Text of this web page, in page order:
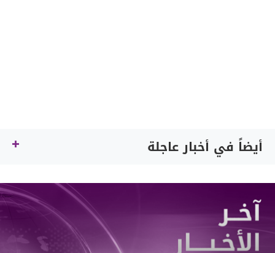
أيضاً في أخبار عاجلة